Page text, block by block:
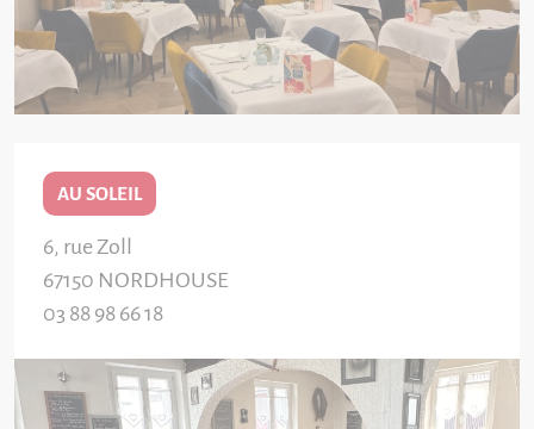
AU SOLEIL
6, rue Zoll
67150 NORDHOUSE
03 88 98 66 18